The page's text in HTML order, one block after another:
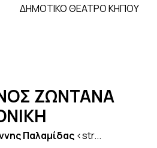
ΔΗΜΟΤΙΚΟ ΘΕΑΤΡΟ ΚΗΠΟΥ
ΖΩΝΤΑΝΑ
Παλαμίδας <str...